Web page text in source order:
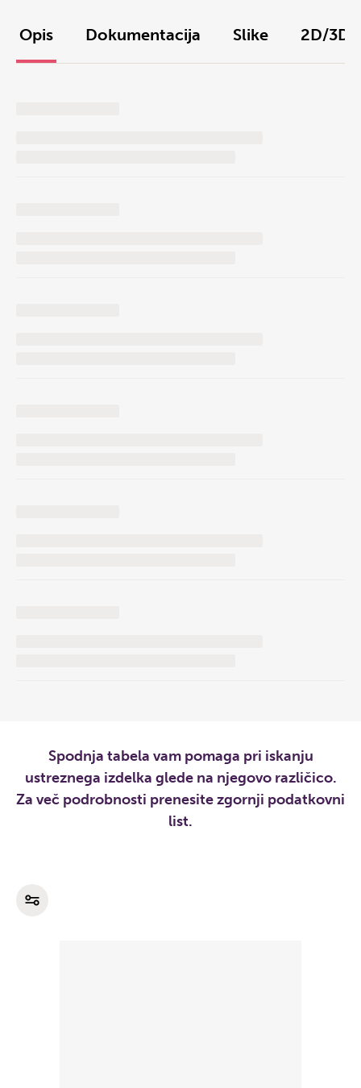
Opis Dokumentacija Slike 2D/3D
Spodnja tabela vam pomaga pri iskanju
ustreznega izdelka glede na njegovo različico.
Za več podrobnosti prenesite zgornji podatkovni
list.